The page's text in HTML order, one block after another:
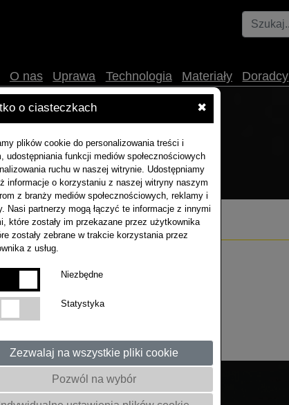
o ciasteczkach ✖
plików cookie do personalizowania treści i
udostępniania funkcji mediów społecznościowych
ruchu w naszej witrynie. Udostępniamy
informacje o korzystaniu z naszej witryny naszym
z branży mediów społecznościowych, reklamy i
Nasi partnerzy mogą łączyć te informacje z innymi
które zostały im przekazane przez użytkownika
zostały zebrane w trakcie korzystania przez
z usług.
Niezbędne
Statystyka
Zezwalaj na wszystkie pliki cookie
Pozwól na wybór
O nas Uprawa Technologia Materiały Doradcy
materiał siewny
parametry siewu!